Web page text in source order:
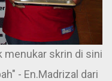
menukar skrin di sini
- En.Madrizal dari